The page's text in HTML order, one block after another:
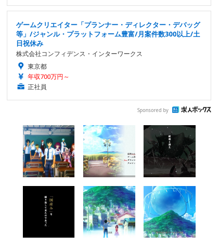
ゲームクリエイター「プランナー・ディレクター・デバッグ
等」/ジャンル・プラットフォーム豊富/月案件数300以上/土
日祝休み
株式会社コンフィデンス・インターワークス
東京都
年収700万円～
正社員
Sponsored by